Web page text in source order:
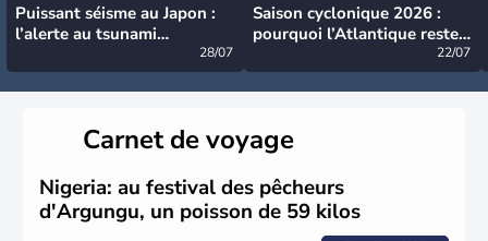
Puissant séisme au Japon :
l’alerte au tsunami
28/07
Saison cyclonique 2026 :
pourquoi l’Atlantique reste
22/07
Carnet de voyage
Nigeria: au festival des pêcheurs
d'Argungu, un poisson de 59 kilos